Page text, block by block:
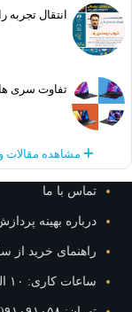
انتقال تجربه
تفاوت سری
مشاهده مقالات
تماس با ما
درباره بهینه
راهنمای خرید از
ساعات کاری: ۱۰ الی ۱۸